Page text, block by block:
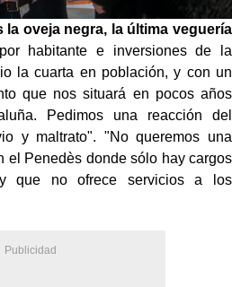
oveja negra, la última veguería
habitante e inversiones de la
la cuarta en población, y con un
que nos situará en pocos años
Pedimos una reacción del
y maltrato". "No queremos una
el Penedès donde sólo hay cargos
que no ofrece servicios a los